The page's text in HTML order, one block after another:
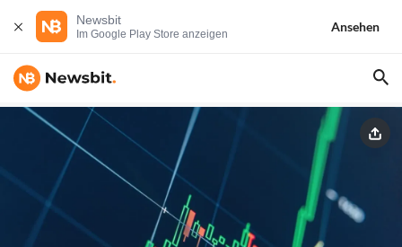
Newsbit
Im Google Play Store anzeigen
Ansehen